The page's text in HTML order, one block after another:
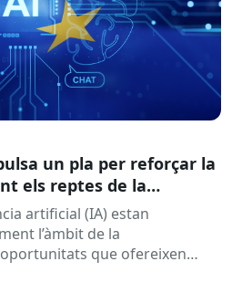
un pla per reforçar la
els reptes de la
artificial (IA) estan
l’àmbit de la
que ofereixen